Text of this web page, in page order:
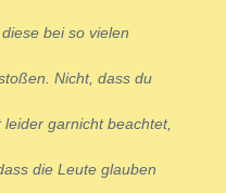
bei so vielen
Nicht, dass du
garnicht beachtet,
die Leute glauben